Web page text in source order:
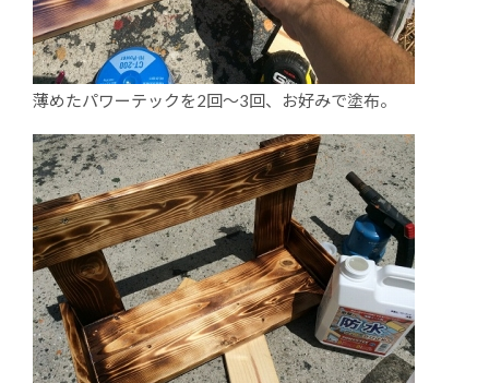
薄めたパワーテックを2回～3回、お好みで塗布。